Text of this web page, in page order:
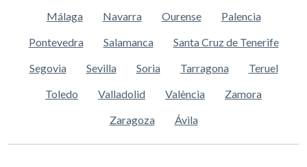
Málaga
Navarra Ourense
Palencia
Pontevedra
Salamanca
Santa Cruz de Tenerife
Segovia
Sevilla Soria Tarragona
Teruel
Toledo
Valladolid València
Zamora
Zaragoza
Ávila